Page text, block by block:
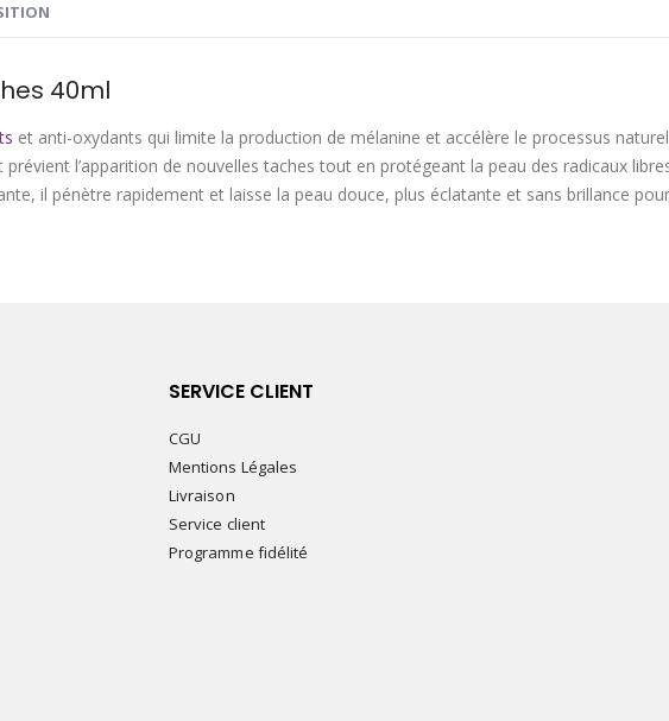
40ml
et anti-oxydants qui limite la production de mélanine et accélère le processus
l’apparition de nouvelles taches tout en protégeant la peau des radicaux
il pénètre rapidement et laisse la peau douce, plus éclatante et sans brillance
SERVICE CLIENT
CGU
Mentions Légales
Livraison
Service client
Programme fidélité